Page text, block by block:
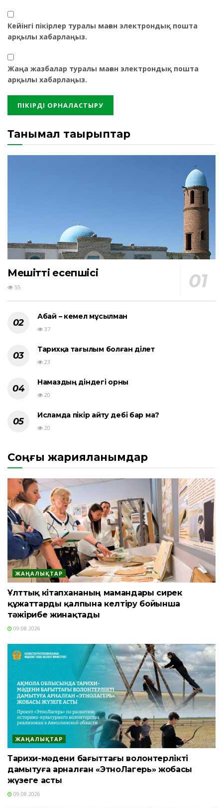
Кейінгі пікірлер туралы маған электрондық пошта
арқылы хабарлаңыз.
Жаңа жазбалар туралы маған электрондық пошта
арқылы хабарлаңыз.
Танымал тақырыптар
Мешіттің есепшісі
55
Абай – кемел мұсылман
37
Тарихқа тағылым болған әділет
23
Намаздың діндегі орны
20
Исламда пікір айту әдебі бар ма?
20
Соңғы жарияланымдар
ЖАҢАЛЫҚТАР
Ұлттық кітапхананың мамандары сирек
құжаттарды қалпына келтіру бойынша
тәжірибе жинақтады
09.08.2026
ЖАҢАЛЫҚТАР
Тарихи-мәдени бағыттағы волонтерлікті
дамытуға арналған «ЭтноЛагерь» жобасы
жүзеге асты
09.08.2026